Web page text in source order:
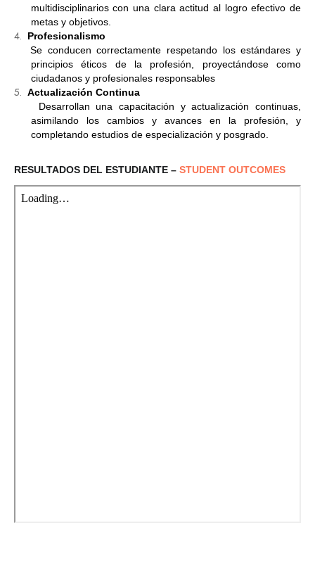
multidisciplinarios con una clara actitud al logro efectivo de
metas y objetivos.
4.
Profesionalismo
Se conducen correctamente respetando los estándares y
principios éticos de la profesión, proyectándose como
ciudadanos y profesionales responsables
5. Actualización Continua
Desarrollan una capacitación y actualización continuas,
asimilando los cambios y avances en la profesión, y
completando estudios de especialización y posgrado.
RESULTADOS DEL ESTUDIANTE – STUDENT OUTCOMES